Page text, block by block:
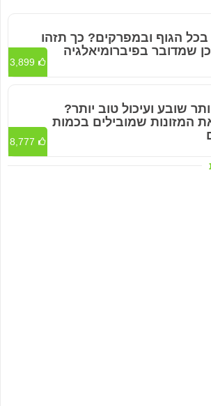
הגוף ובמפרקים? כך תזהו
שמדובר בפיברומיאלגיה
3,899
שובע ועיכול טוב יותר?
המזונות שמובילים בכמות
8,777